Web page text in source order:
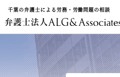
千葉の弁護士による労務・労働問題の相談